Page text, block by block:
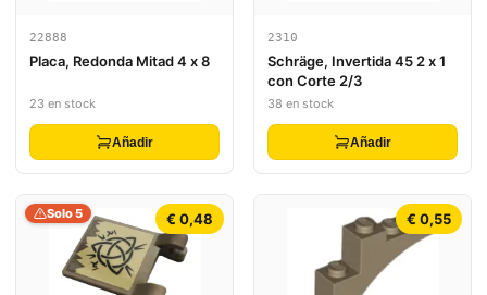
22888
Placa, Redonda Mitad 4 x 8
23 en stock
Añadir
2310
Schräge, Invertida 45 2 x 1
con Corte 2/3
38 en stock
Añadir
€ 0,48
Solo 5 € 0,55